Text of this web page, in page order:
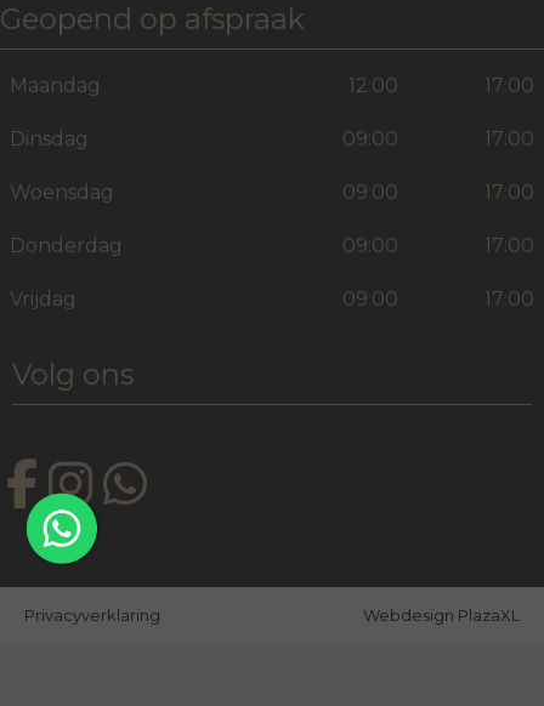
Geopend op afspraak
Maandag 12:00 17:00
Dinsdag 09:00 17:00
Woensdag 09:00 17:00
Donderdag 09:00 17:00
Vrijdag 09:00 17:00
Volg ons
Privacyverklaring Webdesign PlazaXL